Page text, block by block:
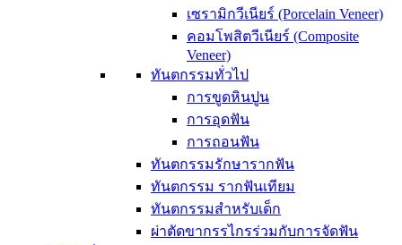
เซรามิกวีเนียร์ (Porcelain Veneer)
คอมโพสิตวีเนียร์ (Composite
Veneer)
ทันตกรรมทั่วไป
การขูดหินปูน
การอุดฟัน
การถอนฟัน
ทันตกรรมรักษารากฟัน
ทันตกรรม รากฟันเทียม
ทันตกรรมสำหรับเด็ก
ผ่าตัดขากรรไกรร่วมกับการจัดฟัน